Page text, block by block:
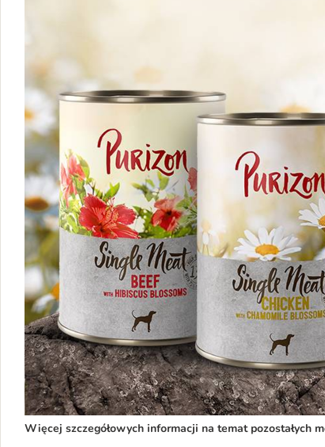
Więcej szczegółowych informacji na temat pozostałych